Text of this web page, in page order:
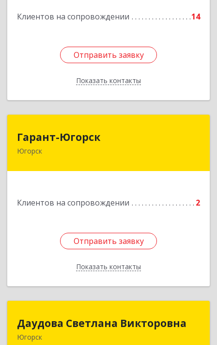
Клиентов на сопровождении 14
Отправить заявку
Показать контакты
Отправить заявку
Назад
Гарант-Югорск
Югорск
Клиентов на сопровождении 2
Отправить заявку
Показать контакты
628260, Ханты-Мансийский Автономный округ
Отправить заявку
Назад
Даудова Светлана Викторовна
Югорск